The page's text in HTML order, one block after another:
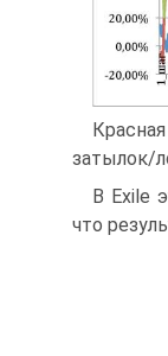
затылок/
В Exile
что